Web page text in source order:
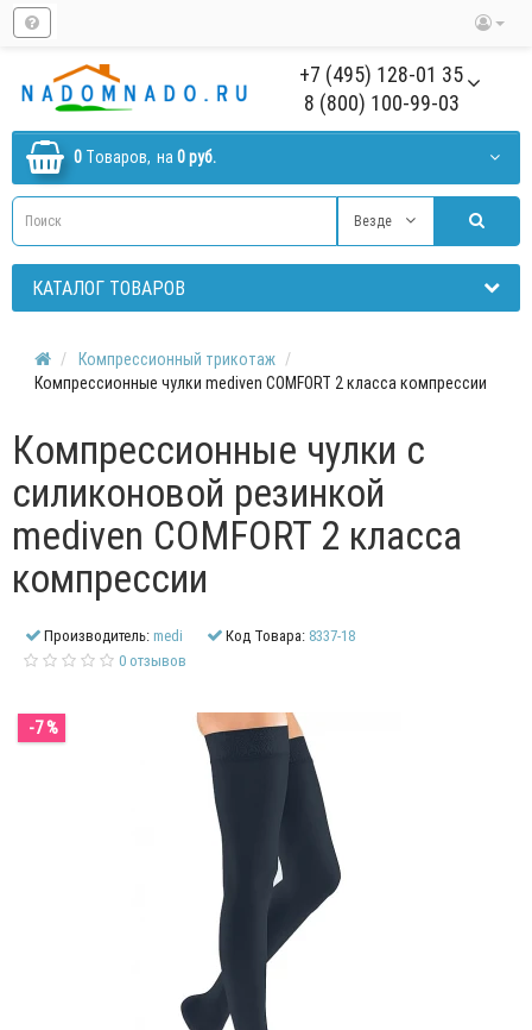
+7 (495) 128-01 35
8 (800) 100-99-03
0 Tоваров, на 0 руб.
Везде
КАТАЛОГ ТОВАРОВ
Компрессионный трикотаж
Компрессионные чулки mediven COMFORT 2 класса компрессии
Компрессионные чулки с
силиконовой резинкой
mediven COMFORT 2 класса
компрессии
Производитель:medi Код Товара: 8337-18
0 отзывов
-7 %